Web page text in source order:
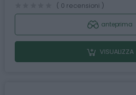
( 0 recensioni )
anteprima
VISUALIZZA